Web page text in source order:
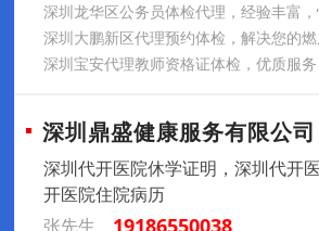
深圳龙华区公务员体检代理，经验丰富
深圳大鹏新区代理预约体检，解决您的
深圳宝安代理教师资格证体检，优质服
深圳鼎盛健康服务有限公司
深圳代开医院休学证明，深圳代开
开医院住院病历
张先生
19186550038